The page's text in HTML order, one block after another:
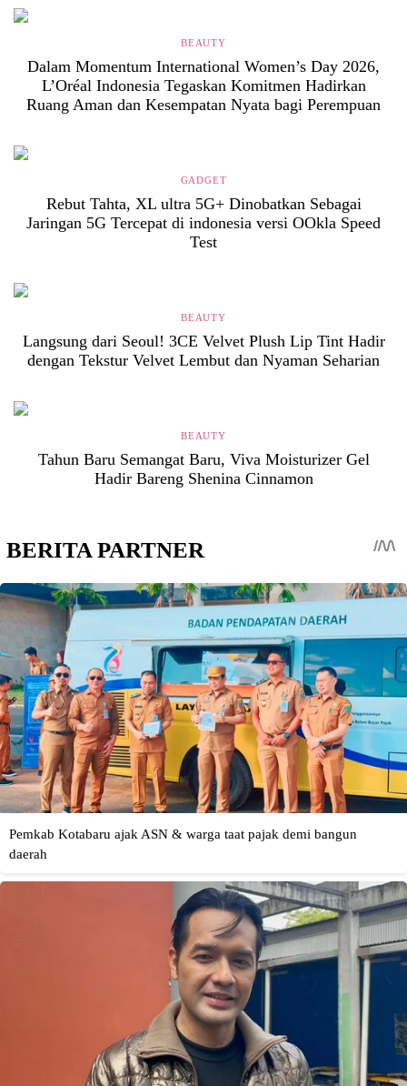
BEAUTY
Dalam Momentum International Women’s Day 2026,
L’Oréal Indonesia Tegaskan Komitmen Hadirkan
Ruang Aman dan Kesempatan Nyata bagi Perempuan
GADGET
Rebut Tahta, XL ultra 5G+ Dinobatkan Sebagai
Jaringan 5G Tercepat di indonesia versi OOkla Speed
Test
BEAUTY
Langsung dari Seoul! 3CE Velvet Plush Lip Tint Hadir
dengan Tekstur Velvet Lembut dan Nyaman Seharian
BEAUTY
Tahun Baru Semangat Baru, Viva Moisturizer Gel
Hadir Bareng Shenina Cinnamon